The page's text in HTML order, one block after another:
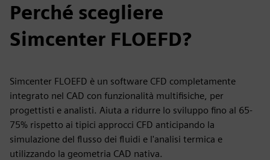
Perché scegliere
Simcenter FLOEFD?
Simcenter FLOEFD è un software CFD completamente
integrato nel CAD con funzionalità multifisiche, per
progettisti e analisti. Aiuta a ridurre lo sviluppo fino al 65-
75% rispetto ai tipici approcci CFD anticipando la
simulazione del flusso dei fluidi e l'analisi termica e
utilizzando la geometria CAD nativa.